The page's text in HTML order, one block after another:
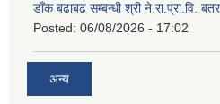
डाँक बढाबढ सम्बन्धी श्री ने.रा.प्रा.वि.
Posted: 06/08/2026 - 17:02
अन्य